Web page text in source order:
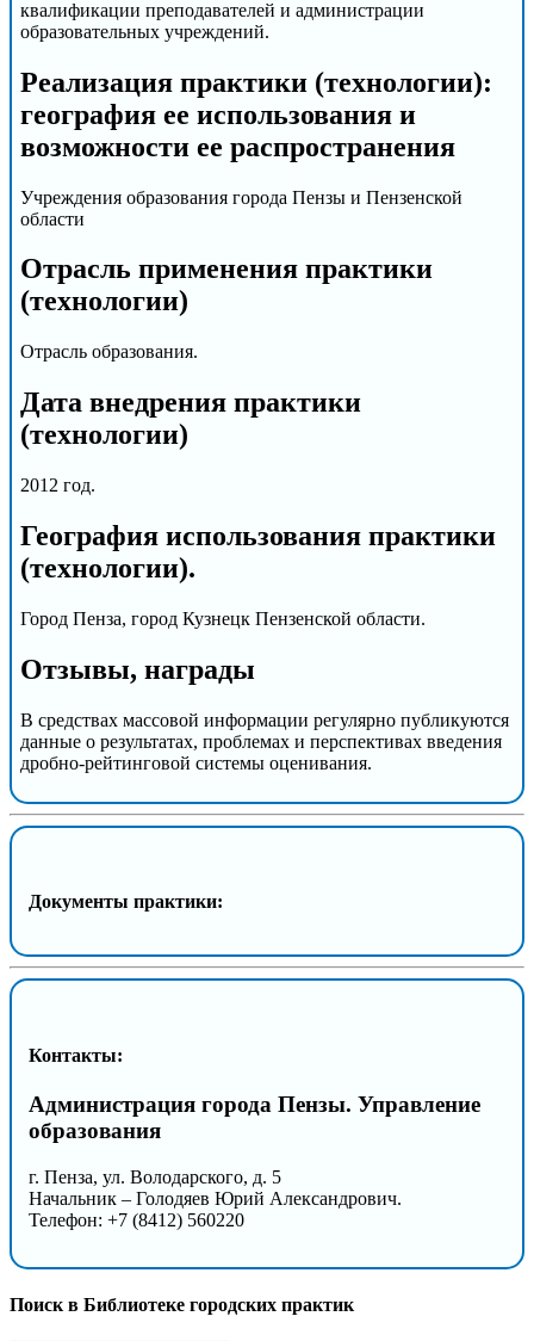
квалификации преподавателей и администрации
образовательных учреждений.
Реализация практики (технологии):
география ее использования и
возможности ее распространения
Учреждения образования города Пензы и Пензенской
области
Отрасль применения практики
(технологии)
Отрасль образования.
Дата внедрения практики
(технологии)
2012 год.
География использования практики
(технологии).
Город Пенза, город Кузнецк Пензенской области.
Отзывы, награды
В средствах массовой информации регулярно публикуются
данные о результатах, проблемах и перспективах введения
дробно-рейтинговой системы оценивания.
Документы практики:
Контакты:
Администрация города Пензы. Управление
образования
г. Пенза, ул. Володарского, д. 5
Начальник – Голодяев Юрий Александрович.
Телефон: +7 (8412) 560220
Поиск в Библиотеке городских практик